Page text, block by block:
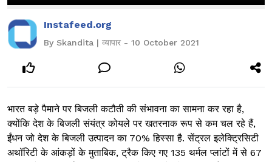
Instafeed.org
By Skandita | व्यापार - 10 October 2021
भारत बड़े पैमाने पर बिजली कटौती की संभावना का सामना कर रहा है,
क्योंकि देश के बिजली संयंत्र कोयले पर खतरनाक रूप से कम चल रहे हैं,
ईंधन जो देश के बिजली उत्पादन का 70% हिस्सा है. सेंट्रल इलेक्ट्रिसिटी
अथॉरिटी के आंकड़ों के मुताबिक, ट्रैक किए गए 135 थर्मल प्लांटों में से 67